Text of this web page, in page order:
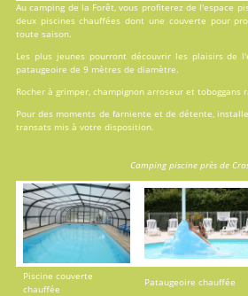
Aucamping de la Forêt, vous profiterez de l'espace
deux piscineschauffées dont une couverte pour
toute saison.
Les plus jeunes pourront découvrir les plaisirs de
pataugeoire de 9 mètres de diamètre.
Rocher à grimper, champignon arroseur et toboggans
Pour des moments de farniente et de détente,
transats mis à votre disposition.
Camping piscine près de
Piscine couverte
chauffée
Pataugeoire chauffée